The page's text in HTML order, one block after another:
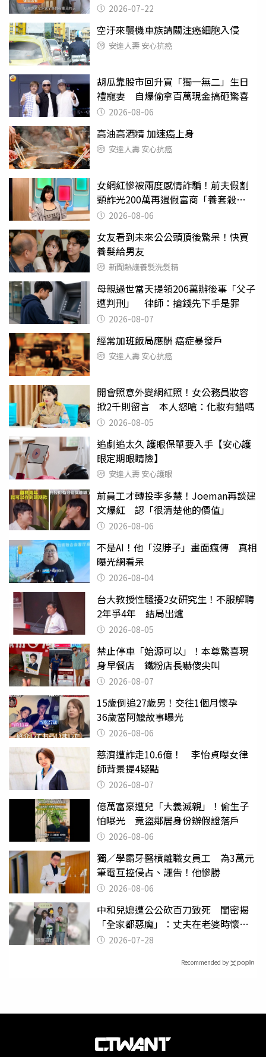
2026-07-22
空汙來襲機車族請關注癌細胞入侵
安達人壽 安心抗癌
胡瓜靠股市回升買「獨一無二」生日
禮寵妻 自爆偷拿百萬現金搞砸驚喜
2026-08-06
高油高酒精 加速癌上身
安達人壽 安心抗癌
女網紅慘被兩度感情詐騙！前夫假割
頸詐光200萬再遇假富商「養套殺
2000萬」
2026-08-06
女友看到未來公公頭頂後驚呆！快買
養髮給男友
新聞熱議養髮洗髮精
母親過世當天提領206萬辦後事「父子
遭判刑」 律師：搶錢先下手是罪
2026-08-07
經常加班飯局應酬 癌症暴發戶
安達人壽 安心抗癌
開會照意外變網紅照！女公務員妝容
掀2千則留言 本人怒嗆：化妝有錯嗎
2026-08-05
追劇追太久 護眼保單要入手【安心護
眼定期眼睛險】
安達人壽 安心護眼
前員工才轉投李多慧！Joeman再談建
文爆紅 認「很清楚他的價值」
2026-08-06
不是AI！他「沒脖子」畫面瘋傳 真相
曝光網看呆
2026-08-04
台大教授性騷擾2女研究生！不服解聘
2年爭4年 結局出爐
2026-08-05
禁止停車「始源可以」！本尊驚喜現
身早餐店 鐵粉店長嚇傻尖叫
2026-08-07
15歲倒追27歲男！交往1個月懷孕
36歲當阿嬤故事曝光
2026-08-06
慈濟遭詐走10.6億！ 李怡貞曝女律
師背景提4疑點
2026-08-07
億萬富豪遭兒「大義滅親」！偷生子
怕曝光 竟盜鄰居身份辦假證落戶
2026-08-06
獨／學霸牙醫槓離職女員工 為3萬元
筆電互控侵占、誣告！他慘勝
2026-08-06
中和兒媳遭公公砍百刀致死 閨密揭
「全家都惡魔」：丈夫在老婆時懷孕
摔東西
2026-07-28
Recommended by